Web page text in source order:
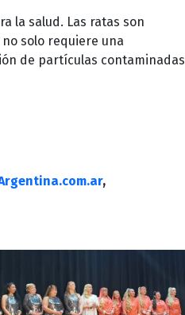
la salud. Las ratas son
solo requiere una
de partículas contaminadas
,